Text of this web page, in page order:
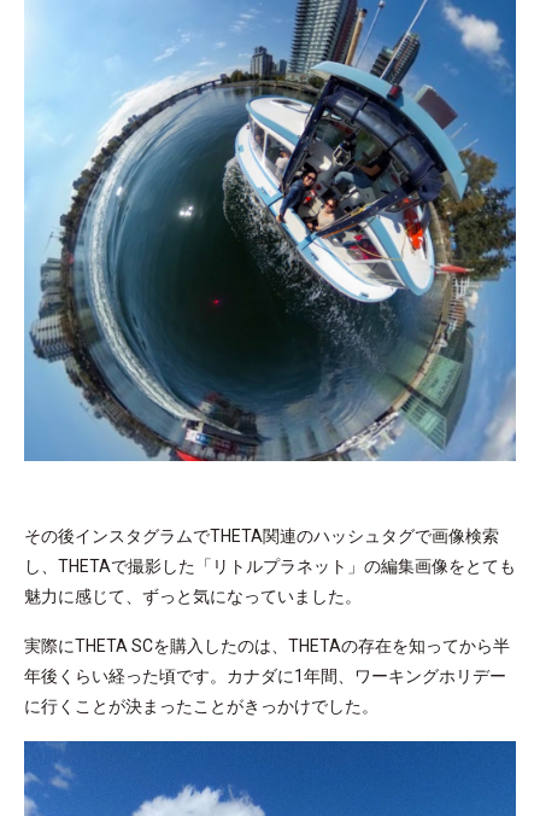
その後インスタグラムでTHETA関連のハッシュタグで画像検索
し、THETAで撮影した「リトルプラネット」の編集画像をとても
魅力に感じて、ずっと気になっていました。
実際にTHETA SCを購入したのは、THETAの存在を知ってから半
年後くらい経った頃です。カナダに1年間、ワーキングホリデー
に行くことが決まったことがきっかけでした。